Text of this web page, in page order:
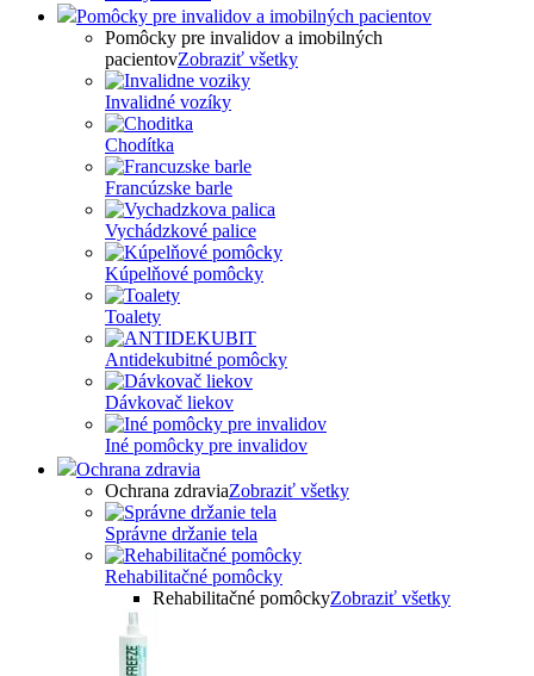
Pomôcky pre invalidov a imobilných pacientov
Pomôcky pre invalidov a imobilných
pacientovZobraziť všetky
Invalidné vozíky
Chodítka
Francúzske barle
Vychádzkové palice
Kúpelňové pomôcky
Toalety
Antidekubitné pomôcky
Dávkovač liekov
Iné pomôcky pre invalidov
Ochrana zdravia
Ochrana zdraviaZobraziť všetky
Správne držanie tela
Rehabilitačné pomôcky
Rehabilitačné pomôckyZobraziť všetky